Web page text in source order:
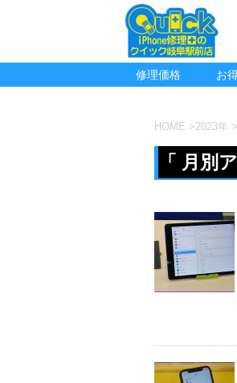
修理価格 お
HOME >2023年 >
「 月別